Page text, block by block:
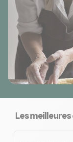
Les